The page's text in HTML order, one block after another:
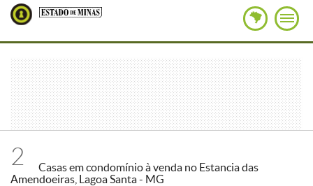
2
Casas em condomínio à venda no Estancia das
Amendoeiras, Lagoa Santa - MG